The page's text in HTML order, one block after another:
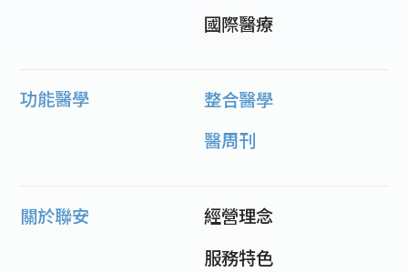
國際醫療
功能醫學
整合醫學
醫周刊
關於聯安
經營理念
服務特色